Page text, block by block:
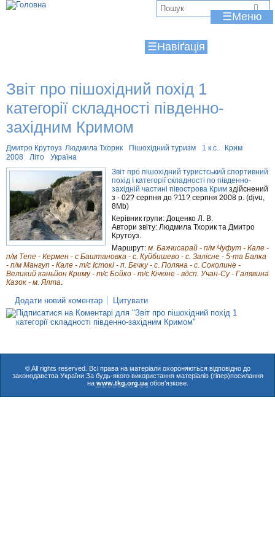
Jump to navigation
☰
☰
Звіт про пішохідний похід 1
категорії складності південно-
західним Кримом
Дмитро Крутоуз Людмила Тхорик Пішохідний туризм 1 к.с.
Крим
2008
Літо
Україна
Звіт про пішохідний туристський спортивний
похід І категорії складності по південно-
західній частині півострова Крим здійснений
з - 02? серпня до ?11? серпня 2008 р. (djvu,
8Mb)
Керівник групи: Доценко Л. В.
Автори звіту: Людмила Тхорик та Дмитро
Крутоуз.
Маршрут: м. Бахчисарай - п/м Чуфут - Кале -
п/м Тепе - Кермен - с Баштановка - с. Куйбишево - с. Залісне - 5-та Балка
- п/м Мангуп - Кале - т/с Істокі - п. Бєчку - с. Поляна - с. Соколине -
Великий каньйон Криму - т/с Бойко - т/с Кічкіне - вдсп. Учан-Су - Галявина
Казок - м. Ялта.
Додати новий коментар Цитувати
© All rights reserved. Всі права на матеріали охороняються відповідно до
законодавства України.За будь-якого використання матеріалів (гіпер)посилання
на www.tkg.org.uaобов'язкове.